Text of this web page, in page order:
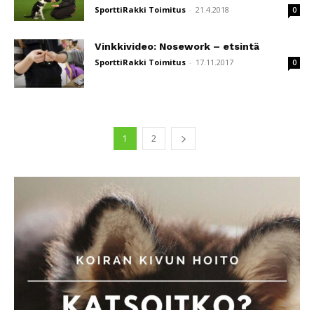
SporttiRakki Toimitus - 21.4.2018 0
Vinkkivideo: Nosework – etsintä
SporttiRakki Toimitus - 17.11.2017 0
1 2